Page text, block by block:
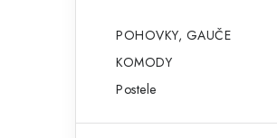
POHOVKY, GAUČE
KOMODY
Postele